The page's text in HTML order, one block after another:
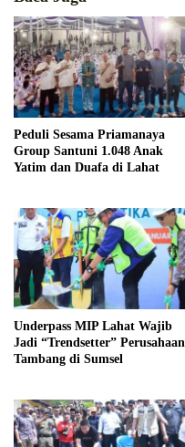
Peduli Sesama Priamanaya
Group Santuni 1.048 Anak
Yatim dan Duafa di Lahat
Underpass MIP Lahat Wajib
Jadi “Trendsetter” Perusahaan
Tambang di Sumsel